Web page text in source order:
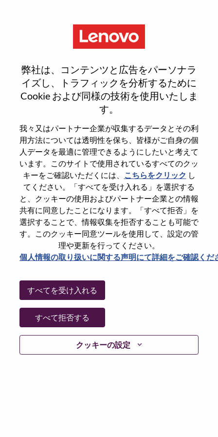
弊社は、コンテンツと広告をパーソナラ
イズし、トラフィックを分析するために
Cookie および同様の技術を使用いたしま
す。
我々又はパートナー企業が収集するデータとその利
用方法については透明性を保ち、皆様がご自身の個
人データを最適に管理できるようにしたいと考えて
います。このサイトで使用されているすべてのクッ
キーをご確認いただくには、
こちらをクリック し
てください。「すべてを受け入れる」を選択する
と、クッキーの使用およびパートナー企業との情報
共有に同意したことになります。「すべて拒否」を
選択することで、情報収集を拒否することも可能で
す。このクッキー同意ツールを使用して、設定の管
理や更新を行ってください。
個人情報の取り扱いに関する声明にて詳細をご確認くだ
クッキーの設定
すべてを受け入れる
すべて拒否する
Reset password
本当にパスワードをリセットします
Enter the email address associated with your
account, then click "Continue".
パスワードをリセットするためにリンクを
emailに送ります
パスワードをリセットください
E-mail*
Go Back
Lenovo.com